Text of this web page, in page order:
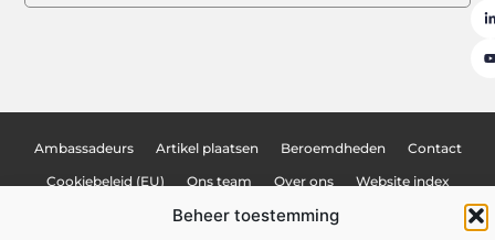
Beheer toestemming
Ambassadeurs Artikel plaatsen Beroemdheden Contact
Cookiebeleid (EU) Ons team Over ons Website index
Uit De Media